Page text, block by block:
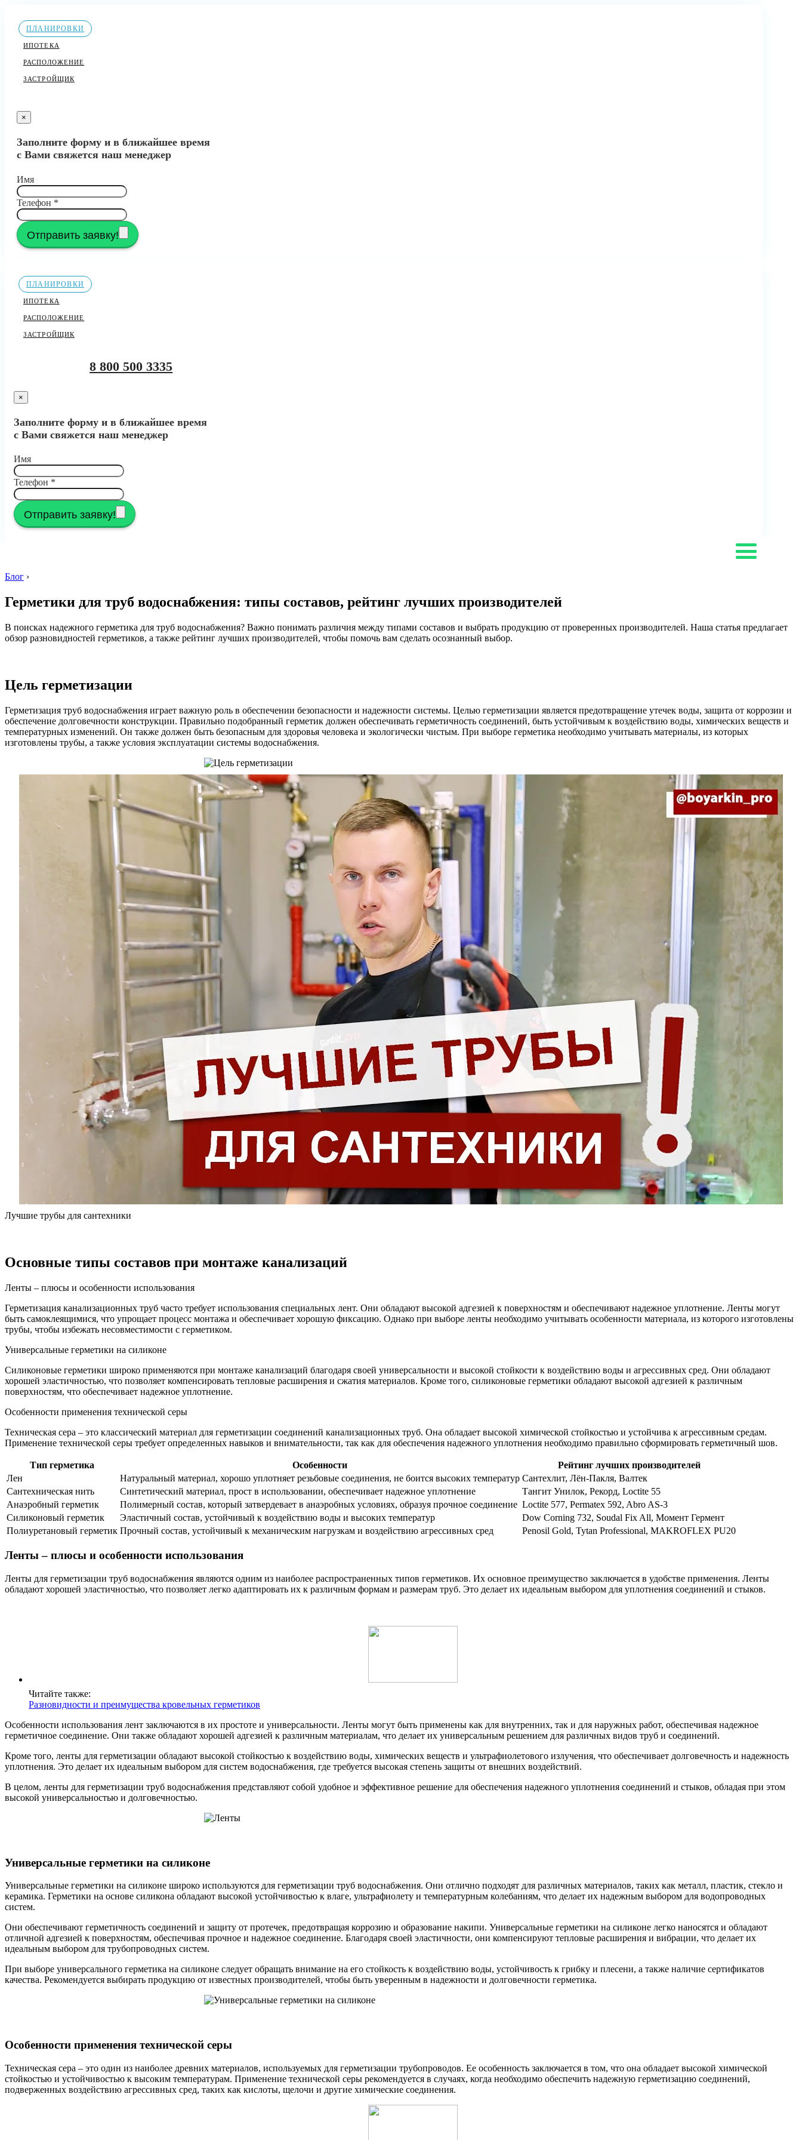
ПЛАНИРОВКИ
ИПОТЕКА
РАСПОЛОЖЕНИЕ
ЗАСТРОЙЩИК
×
Заполните форму и в ближайшее время
с Вами свяжется наш менеджер
Имя
Телефон *
Отправить заявку!
ПЛАНИРОВКИ
ИПОТЕКА
РАСПОЛОЖЕНИЕ
ЗАСТРОЙЩИК
8 800 500 3335
×
Заполните форму и в ближайшее время
с Вами свяжется наш менеджер
Имя
Телефон *
Отправить заявку!
Блог ›
Герметики для труб водоснабжения: типы составов, рейтинг лучших производителей
В поисках надежного герметика для труб водоснабжения? Важно понимать различия между типами составов и выбрать продукцию от проверенных производителей. Наша статья предлагает
обзор разновидностей герметиков, а также рейтинг лучших производителей, чтобы помочь вам сделать осознанный выбор.
Цель герметизации
Герметизация труб водоснабжения играет важную роль в обеспечении безопасности и надежности системы. Целью герметизации является предотвращение утечек воды, защита от коррозии и
обеспечение долговечности конструкции. Правильно подобранный герметик должен обеспечивать герметичность соединений, быть устойчивым к воздействию воды, химических веществ и
температурных изменений. Он также должен быть безопасным для здоровья человека и экологически чистым. При выборе герметика необходимо учитывать материалы, из которых
изготовлены трубы, а также условия эксплуатации системы водоснабжения.
Лучшие трубы для сантехники
Основные типы составов при монтаже канализаций
Ленты – плюсы и особенности использования
Герметизация канализационных труб часто требует использования специальных лент. Они обладают высокой адгезией к поверхностям и обеспечивают надежное уплотнение. Ленты могут
быть самоклеящимися, что упрощает процесс монтажа и обеспечивает хорошую фиксацию. Однако при выборе ленты необходимо учитывать особенности материала, из которого изготовлены
трубы, чтобы избежать несовместимости с герметиком.
Универсальные герметики на силиконе
Силиконовые герметики широко применяются при монтаже канализаций благодаря своей универсальности и высокой стойкости к воздействию воды и агрессивных сред. Они обладают
хорошей эластичностью, что позволяет компенсировать тепловые расширения и сжатия материалов. Кроме того, силиконовые герметики обладают высокой адгезией к различным
поверхностям, что обеспечивает надежное уплотнение.
Особенности применения технической серы
Техническая сера – это классический материал для герметизации соединений канализационных труб. Она обладает высокой химической стойкостью и устойчива к агрессивным средам.
Применение технической серы требует определенных навыков и внимательности, так как для обеспечения надежного уплотнения необходимо правильно сформировать герметичный шов.
Тип герметика Особенности
Рейтинг лучших производителей
Лен
Натуральный материал, хорошо уплотняет резьбовые соединения, не боится высоких температур Сантехлит, Лён-Пакля, Валтек
Сантехническая нить
Синтетический материал, прост в использовании, обеспечивает надежное уплотнение
Тангит Унилок, Рекорд, Loctite 55
Анаэробный герметик
Полимерный состав, который затвердевает в анаэробных условиях, образуя прочное соединение Loctite 577, Permatex 592, Abro AS-3
Силиконовый герметик
Эластичный состав, устойчивый к воздействию воды и высоких температур
Dow Corning 732, Soudal Fix All, Момент Гермент
Полиуретановый герметик Прочный состав, устойчивый к механическим нагрузкам и воздействию агрессивных сред Penosil Gold, Tytan Professional, MAKROFLEX PU20
Ленты – плюсы и особенности использования
Ленты для герметизации труб водоснабжения являются одним из наиболее распространенных типов герметиков. Их основное преимущество заключается в удобстве применения. Ленты
обладают хорошей эластичностью, что позволяет легко адаптировать их к различным формам и размерам труб. Это делает их идеальным выбором для уплотнения соединений и стыков.
Читайте также:
Разновидности и преимущества кровельных герметиков
Особенности использования лент заключаются в их простоте и универсальности. Ленты могут быть применены как для внутренних, так и для наружных работ, обеспечивая надежное
герметичное соединение. Они также обладают хорошей адгезией к различным материалам, что делает их универсальным решением для различных видов труб и соединений.
Кроме того, ленты для герметизации обладают высокой стойкостью к воздействию воды, химических веществ и ультрафиолетового излучения, что обеспечивает долговечность и надежность
уплотнения. Это делает их идеальным выбором для систем водоснабжения, где требуется высокая степень защиты от внешних воздействий.
В целом, ленты для герметизации труб водоснабжения представляют собой удобное и эффективное решение для обеспечения надежного уплотнения соединений и стыков, обладая при этом
высокой универсальностью и долговечностью.
Универсальные герметики на силиконе
Универсальные герметики на силиконе широко используются для герметизации труб водоснабжения. Они отлично подходят для различных материалов, таких как металл, пластик, стекло и
керамика. Герметики на основе силикона обладают высокой устойчивостью к влаге, ультрафиолету и температурным колебаниям, что делает их надежным выбором для водопроводных
систем.
Они обеспечивают герметичность соединений и защиту от протечек, предотвращая коррозию и образование накипи. Универсальные герметики на силиконе легко наносятся и обладают
отличной адгезией к поверхностям, обеспечивая прочное и надежное соединение. Благодаря своей эластичности, они компенсируют тепловые расширения и вибрации, что делает их
идеальным выбором для трубопроводных систем.
При выборе универсального герметика на силиконе следует обращать внимание на его стойкость к воздействию воды, устойчивость к грибку и плесени, а также наличие сертификатов
качества. Рекомендуется выбирать продукцию от известных производителей, чтобы быть уверенным в надежности и долговечности герметика.
Особенности применения технической серы
Техническая сера – это один из наиболее древних материалов, используемых для герметизации трубопроводов. Ее особенность заключается в том, что она обладает высокой химической
стойкостью и устойчивостью к высоким температурам. Применение технической серы рекомендуется в случаях, когда необходимо обеспечить надежную герметизацию соединений,
подверженных воздействию агрессивных сред, таких как кислоты, щелочи и другие химические соединения.